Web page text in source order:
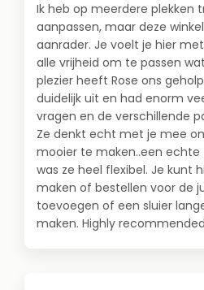
Ik heb op meerdere plekken
aanpassen, maar deze
aanrader. Je voelt je hier
alle vrijheid om te passen
plezier heeft Rose ons
duidelijk uit en had enorm
vragen en de verschillende
Ze denkt echt met je mee
mooier te maken..een echte
was ze heel flexibel. Je kunt
maken of bestellen voor de
toevoegen of een sluier
maken. Highly